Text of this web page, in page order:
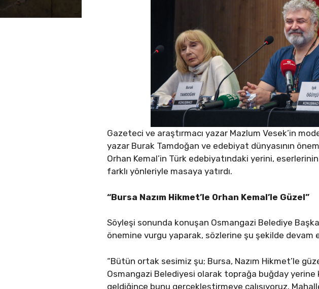
Gazeteci ve araştırmacı yazar Mazlum Vesek’in
yazar Burak Tamdoğan ve edebiyat dünyasının
Orhan Kemal’in Türk edebiyatındaki yerini,
farklı yönleriyle masaya yatırdı.
“Bursa Nazım Hikmet’le Orhan Kemal’le Güzel”
Söyleşi sonunda konuşan Osmangazi Belediye
önemine vurgu yaparak, sözlerine şu şekilde devam
“Bütün ortak sesimiz şu; Bursa, Nazım Hikmet’le
Osmangazi Belediyesi olarak toprağa buğday
geldiğince bunu gerçekleştirmeye çalışıyoruz.